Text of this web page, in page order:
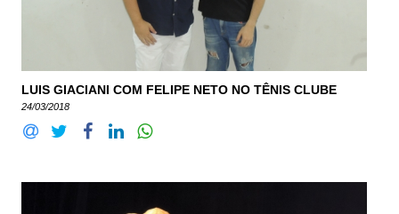
LUIS GIACIANI COM FELIPE NETO NO TÊNIS CLUBE
24/03/2018